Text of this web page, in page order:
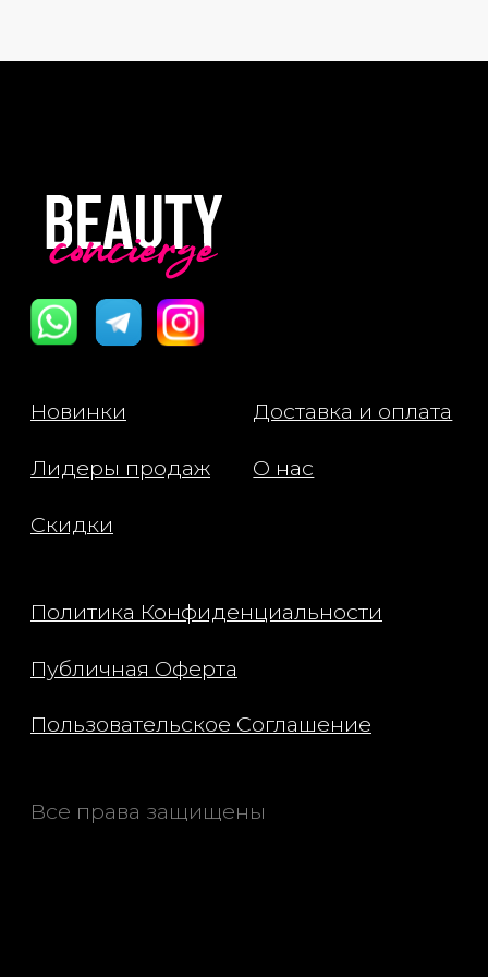
свежей и сияющей.
Сыворотка подходит для всех типов
кожи, особенно тусклой,
обезвоженной и склонной к
Способ применения: Нанесите 1–2
порции средства на очищенную
по коже лёгкими похлопывающими